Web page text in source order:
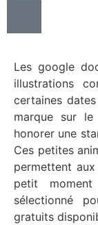
Les google
illustrations
certaines
marque sur
honorer une
Ces petites
permettent aux
petit
sélectionné
gratuits